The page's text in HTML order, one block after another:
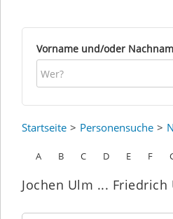
Vorname und/oder
Startseite Personensuche
A B C D E F
Jochen Ulm ... Friedrich